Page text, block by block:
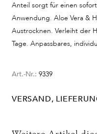
Anteil sorgt für einen
Anwendung. Aloe Vera &
Austrocknen. Verleiht der
Tage. Anpassbares,
Art.-Nr.: 9339
VERSAND,